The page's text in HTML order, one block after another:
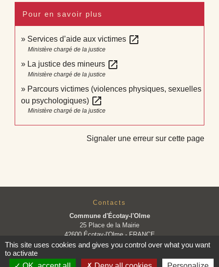
Pour en savoir plus
Services d’aide aux victimes open_in_new
Ministère chargé de la justice
La justice des mineurs open_in_new
Ministère chargé de la justice
Parcours victimes (violences physiques, sexuelles
ou psychologiques) open_in_new
Ministère chargé de la justice
Signaler une erreur sur cette page
Contacts
Commune d'Écotay-l'Olme
25 Place de la Mairie
42600 Écotay-l'Olme - FRANCE
+33 4 77 58 59 69
Contact par formulaire
This site uses cookies and gives you control over what you want
to activate